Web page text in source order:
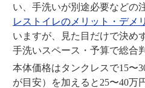
い、手洗いが別途必要などの
レストイレのメリット・デメ
いますが、見た目だけで決め
手洗いスペース・予算で総合
本体価格はタンクレスで15〜
が目安）を加えると25〜40万